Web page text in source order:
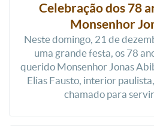
Celebração dos 78
Monsenhor
Neste domingo, 21 de
uma grande festa, os 78
querido Monsenhor Jonas
Elias Fausto, interior
chamado para